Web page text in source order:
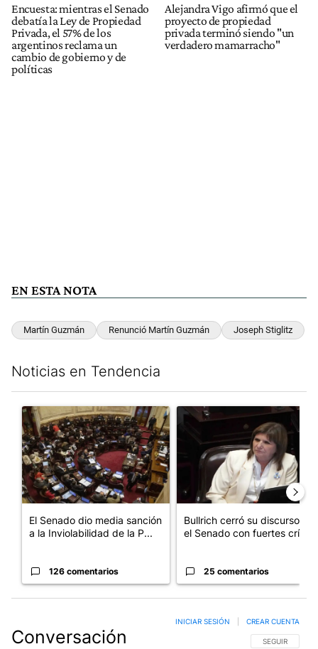
Encuesta: mientras el Senado
debatía la Ley de Propiedad
Privada, el 57% de los
argentinos reclama un
cambio de gobierno y de
políticas
Alejandra Vigo afirmó que el
proyecto de propiedad
privada terminó siendo "un
verdadero mamarracho"
EN ESTA NOTA
Martín Guzmán Renunció Martín Guzmán Joseph Stiglitz
Noticias en Tendencia
Un artículo de tendencia con el título "El Senado dio media
El Senado dio media sanción
a la Inviolabilidad de la P...
126 comentarios
Un artículo de tendencia
Bullrich cerró su discurso en
el Senado con fuertes crí...
25 comentarios
Conversación SIGA ESTA
SEGUIR
INICIAR SESIÓN CREAR CUENTA